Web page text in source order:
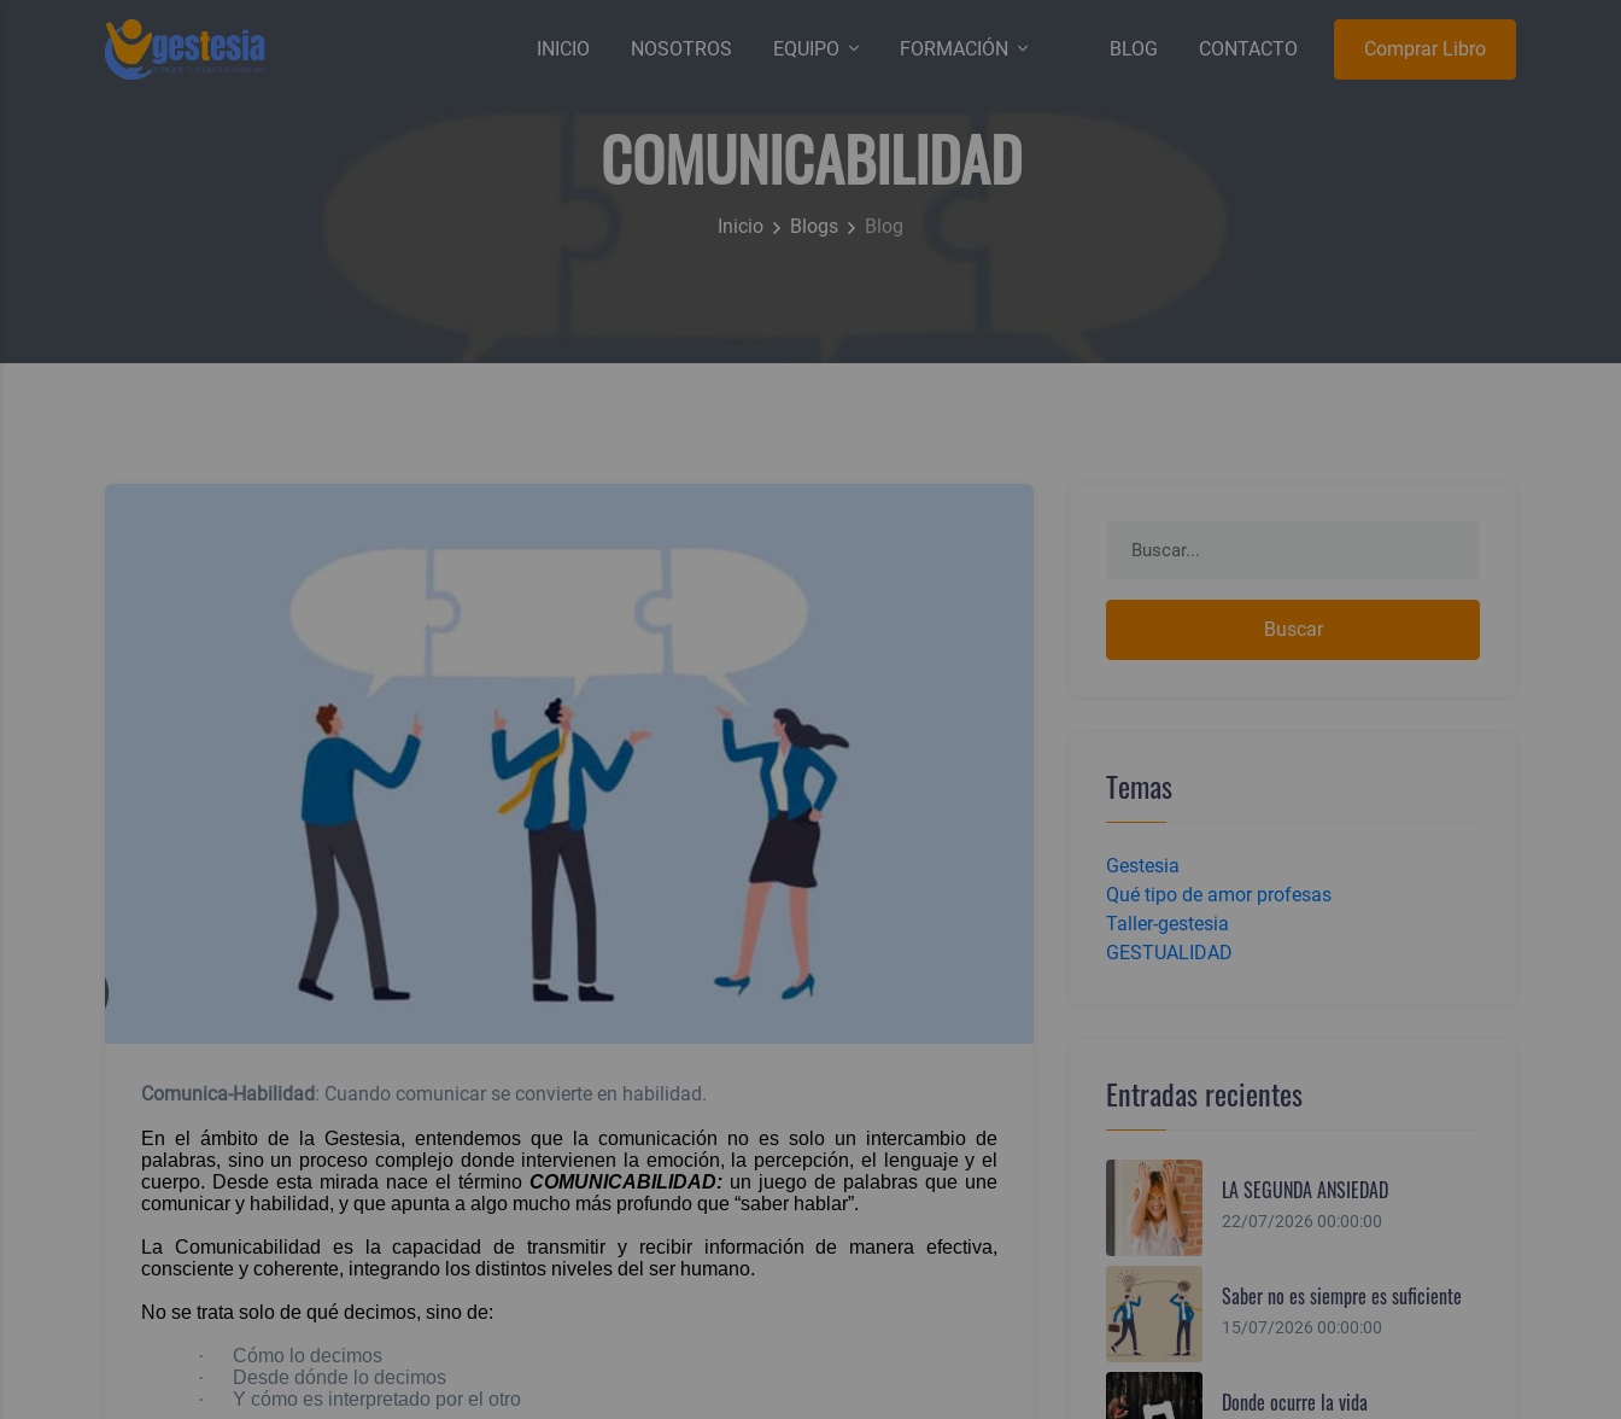
INICIO NOSOTROS EQUIPO FORMACIÓN BLOG CONTACTO Comprar Libro
COMUNICABILIDAD
Inicio Blogs Blog
Comunica-Habilidad: Cuando comunicar se convierte en habilidad.
En el ámbito de la Gestesia, entendemos que la comunicación no es solo un intercambio de
palabras, sino un proceso complejo donde intervienen la emoción, la percepción, el lenguaje y el
cuerpo. Desde esta mirada nace el término COMUNICABILIDAD: un juego de palabras que une
comunicar y habilidad, y que apunta a algo mucho más profundo que “saber hablar”.
La Comunicabilidad es la capacidad de transmitir y recibir información de manera efectiva,
consciente y coherente, integrando los distintos niveles del ser humano.
No se trata solo de qué decimos, sino de:
·
Cómo lo decimos
·
Desde dónde lo decimos
·
Y cómo es interpretado por el otro
Buscar
Temas
Gestesia
Qué tipo de amor profesas
Taller-gestesia
GESTUALIDAD
Entradas recientes
LA SEGUNDA ANSIEDAD
22/07/2026 00:00:00
Saber no es siempre es suficiente
15/07/2026 00:00:00
Donde ocurre la vida